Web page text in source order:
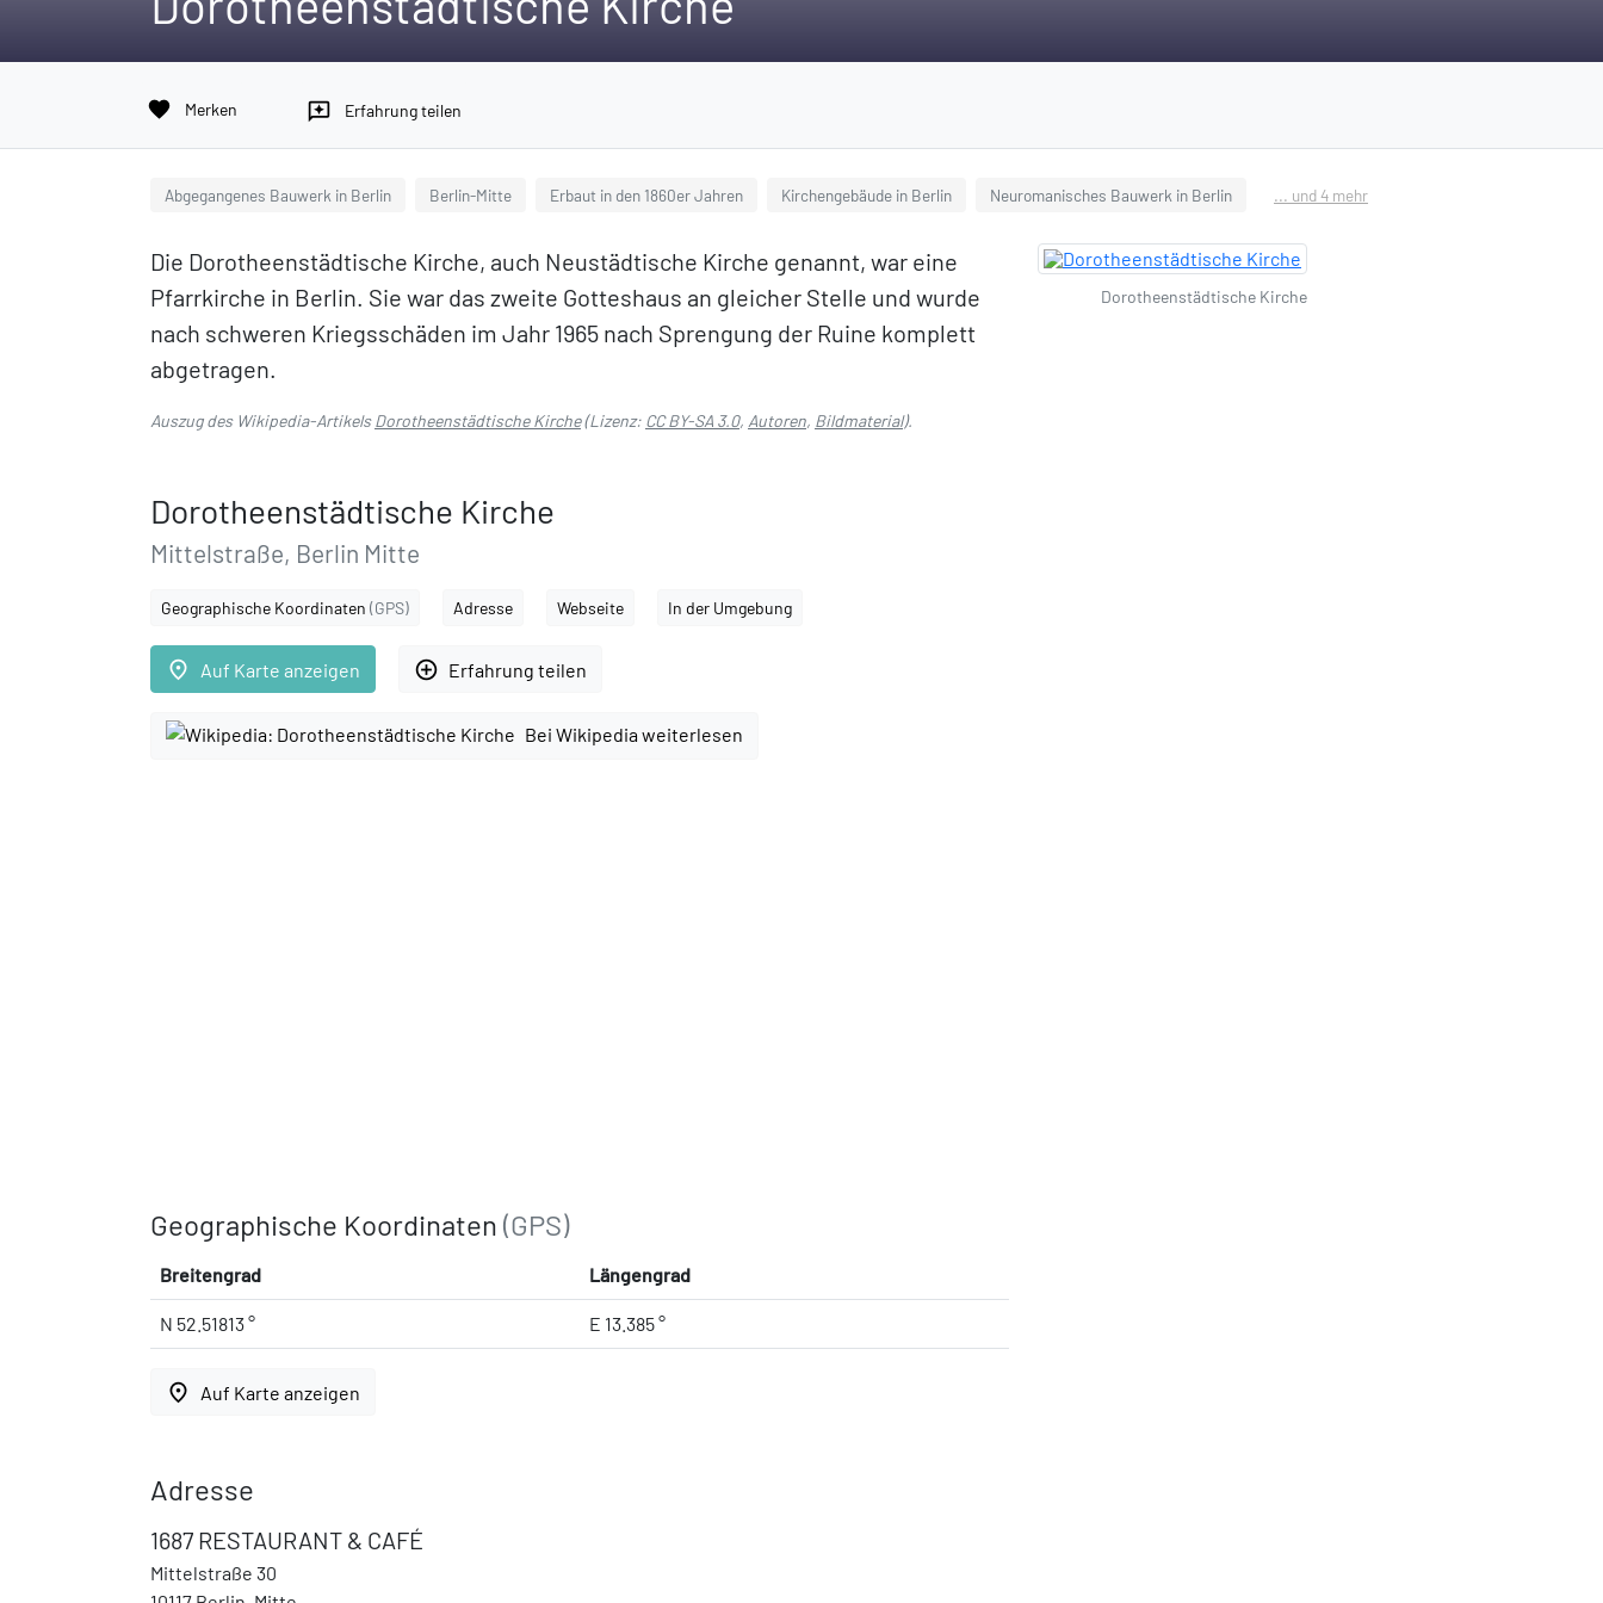
favorite Merken reviews Erfahrung teilen
Abgegangenes Bauwerk in Berlin Berlin-Mitte Erbaut in den 1860er Jahren Kirchengebäude in Berlin Neuromanisches Bauwerk in Berlin ... und 4 mehr
Die Dorotheenstädtische Kirche, auch Neustädtische Kirche genannt, war eine
Pfarrkirche in Berlin. Sie war das zweite Gotteshaus an gleicher Stelle und wurde
nach schweren Kriegsschäden im Jahr 1965 nach Sprengung der Ruine komplett
abgetragen.
Auszug des Wikipedia-ArtikelsDorotheenstädtische Kirche(Lizenz: CC BY-SA 3.0, Autoren, Bildmaterial).
Dorotheenstädtische Kirche
Mittelstraße, Berlin Mitte
Geographische Koordinaten (GPS) Adresse Webseite In der Umgebung
place Auf Karte anzeigen add_circle_outline Erfahrung teilen
Bei Wikipedia weiterlesen
Geographische Koordinaten (GPS)
Breitengrad Längengrad
N 52.51813 ° E 13.385 °
place Auf Karte anzeigen
Adresse
1687 RESTAURANT & CAFÉ
Mittelstraße 30
Dorotheenstädtische Kirche